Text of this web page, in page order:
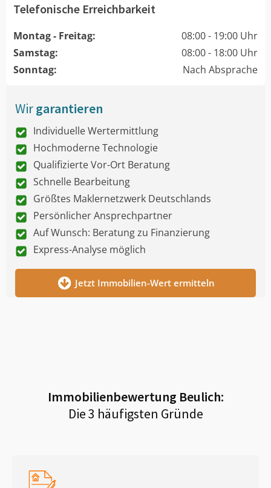
Telefonische Erreichbarkeit
Montag - Freitag:
08:00 - 19:00 Uhr
Samstag:
08:00 - 18:00 Uhr
Sonntag:
Nach Absprache
Wirgarantieren
Individuelle Wertermittlung
Hochmoderne Technologie
Qualifizierte Vor-Ort Beratung
Schnelle Bearbeitung
Größtes Maklernetzwerk Deutschlands
Persönlicher Ansprechpartner
Auf Wunsch: Beratung zu Finanzierung
Express-Analyse möglich
Jetzt Immobilien-Wert ermitteln
Immobilienbewertung Beulich:
Die 3 häufigsten Gründe